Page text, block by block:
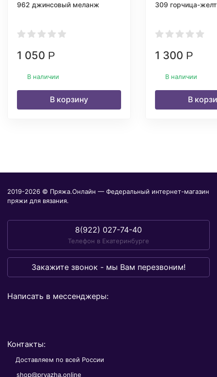
962 джинсовый меланж
1 050 Р
В наличии
В корзину
309 горчица-
1 300 Р
В наличии
В
2019-2026 © Пряжа.Онлайн — Федеральный интернет-магазин
пряжи для вязания.
8(922) 027-74-40
Телефон в Екатеринбурге
Закажите звонок - мы Вам перезвоним!
Написать в мессенджеры:
Контакты:
Доставляем по всей России
shop@pryazha.online